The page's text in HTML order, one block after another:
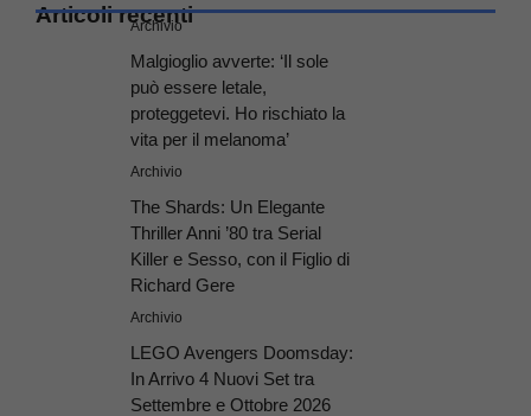
Articoli recenti
Archivio
Malgioglio avverte: ‘Il sole
può essere letale,
proteggetevi. Ho rischiato la
vita per il melanoma’
Archivio
The Shards: Un Elegante
Thriller Anni ’80 tra Serial
Killer e Sesso, con il Figlio di
Richard Gere
Archivio
LEGO Avengers Doomsday:
In Arrivo 4 Nuovi Set tra
Settembre e Ottobre 2026